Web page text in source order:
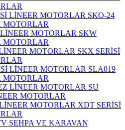
SKO-24
MOTORLAR
SKW
MOTORLAR
SKX SERİSİ
SLA019
MOTORLAR
SU
MOTORLAR
XDT SERİSİ